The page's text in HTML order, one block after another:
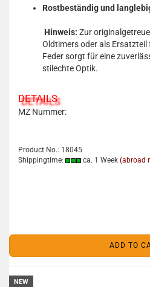
Rostbeständig und
Hinweis: Zur
Oldtimers oder als
Feder sorgt für eine
stilechte Optik.
DETAILS
MZ Nummer:
Product No.: 18045
Shippingtime:
ca. 1 Week (abroad
ADD TO
NEW